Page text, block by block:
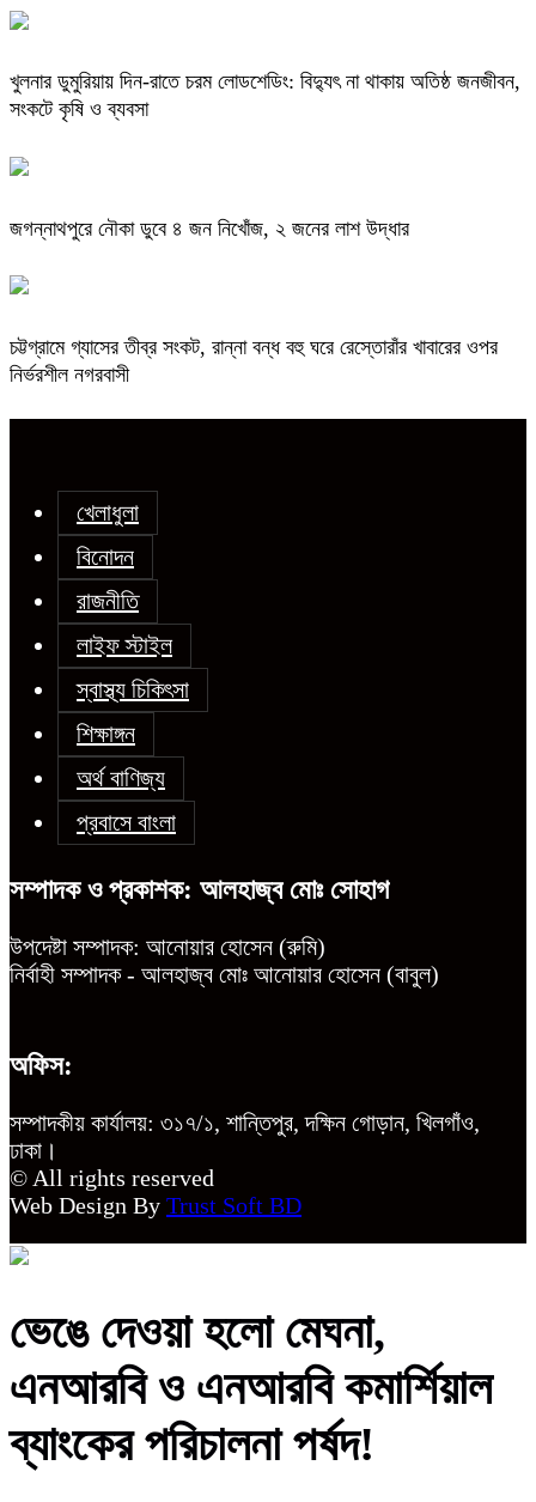
খুলনার ডুমুরিয়ায় দিন-রাতে চরম লোডশেডিং: বিদ্যুৎ না থাকায় অতিষ্ঠ জনজীবন,
সংকটে কৃষি ও ব্যবসা
জগন্নাথপুরে নৌকা ডুবে ৪ জন নিখোঁজ, ২ জনের লাশ উদ্ধার
চট্টগ্রামে গ্যাসের তীব্র সংকট, রান্না বন্ধ বহু ঘরে রেস্তোরাঁর খাবারের ওপর
নির্ভরশীল নগরবাসী
খেলাধুলা
বিনোদন
রাজনীতি
লাইফ স্টাইল
স্বাস্থ্য চিকিৎসা
শিক্ষাঙ্গন
অর্থ বাণিজ্য
প্রবাসে বাংলা
সম্পাদক ও প্রকাশক: আলহাজ্ব মোঃ সোহাগ
উপদেষ্টা সম্পাদক: আনোয়ার হোসেন (রুমি)
নির্বাহী সম্পাদক - আলহাজ্ব মোঃ আনোয়ার হোসেন (বাবুল)
অফিস:
সম্পাদকীয় কার্যালয়: ৩১৭/১, শান্তিপুর, দক্ষিন গোড়ান, খিলগাঁও,
ঢাকা।
© All rights reserved
Web Design By Trust Soft BD
ভেঙে দেওয়া হলো মেঘনা,
এনআরবি ও এনআরবি কমার্শিয়াল
ব্যাংকের পরিচালনা পর্ষদ!